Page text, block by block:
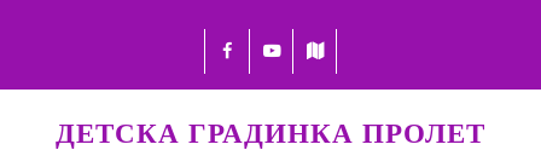
ДЕТСКА ГРАДИНКА ПРОЛЕТ